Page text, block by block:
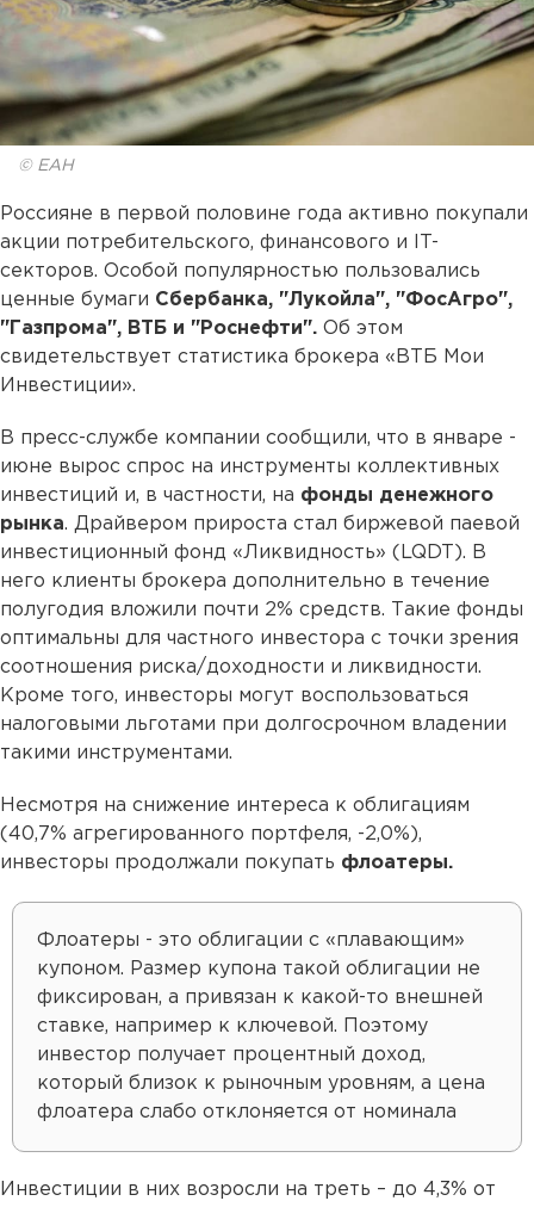
© ЕАН
Россияне в первой половине года активно покупали
акции потребительского, финансового и IT-
секторов. Особой популярностью пользовались
ценные бумаги Сбербанка, "Лукойла", "ФосАгро",
"Газпрома", ВТБ и "Роснефти". Об этом
свидетельствует статистика брокера «ВТБ Мои
Инвестиции».
В пресс-службе компании сообщили, что в январе -
июне вырос спрос на инструменты коллективных
инвестиций и, в частности, на фонды денежного
рынка. Драйвером прироста стал биржевой паевой
инвестиционный фонд «Ликвидность» (LQDT). В
него клиенты брокера дополнительно в течение
полугодия вложили почти 2% средств. Такие фонды
оптимальны для частного инвестора с точки зрения
соотношения риска/доходности и ликвидности.
Кроме того, инвесторы могут воспользоваться
налоговыми льготами при долгосрочном владении
такими инструментами.
Несмотря на снижение интереса к облигациям
(40,7% агрегированного портфеля, -2,0%),
инвесторы продолжали покупать
Флоатеры - это облигации с «плавающим»
купоном. Размер купона такой облигации не
фиксирован, а привязан к какой-то внешней
ставке, например к ключевой. Поэтому
инвестор получает процентный доход,
который близок к рыночным уровням, а цена
флоатера слабо отклоняется от номинала
флоатеры.
Инвестиции в них возросли на треть – до 4,3% от